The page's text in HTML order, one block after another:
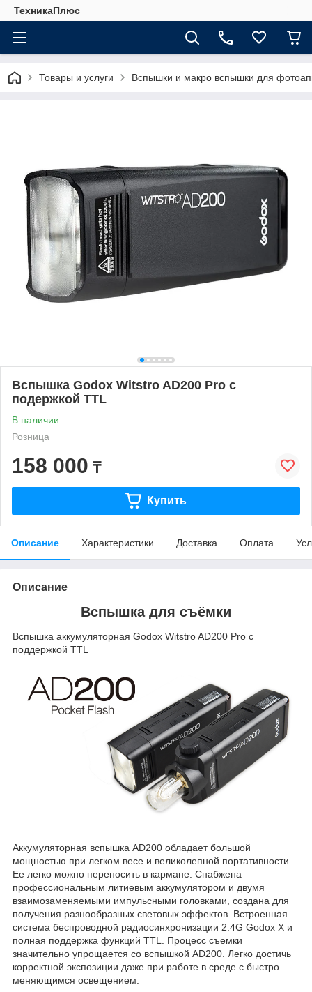
ТехникаПлюс
Товары и услуги Вспышки и макро вспышки для
Вспышка Godox Witstro AD200 Pro с
подержкой TTL
В наличии
Розница
158 000 ₸
Купить
Описание Характеристики Доставка Оплата
Описание
Вспышка для съёмки
Вспышка аккумуляторная Godox Witstro AD200 Pro с
поддержкой TTL
Аккумуляторная вспышка AD200 обладает большой
мощностью при легком весе и великолепной портативности.
Ее легко можно переносить в кармане. Снабжена
профессиональным литиевым аккумулятором и двумя
взаимозаменяемыми импульсными головками, создана для
получения разнообразных световых эффектов. Встроенная
система беспроводной радиосинхронизации 2.4G Godox X и
полная поддержка функций TTL. Процесс съемки
значительно упрощается со вспышкой AD200. Легко достичь
корректной экспозиции даже при работе в среде с быстро
меняющимся освещением.